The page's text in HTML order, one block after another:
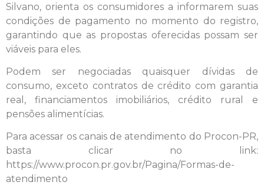
Silvano, orienta os consumidores a informarem suas
condições de pagamento no momento do registro,
garantindo que as propostas oferecidas possam ser
viáveis para eles.
Podem ser negociadas quaisquer dívidas de
consumo, exceto contratos de crédito com garantia
real, financiamentos imobiliários, crédito rural e
pensões alimentícias.
Para acessar os canais de atendimento do Procon-PR,
basta clicar no link:
https://www.procon.pr.gov.br/Pagina/Formas-de-
atendimento